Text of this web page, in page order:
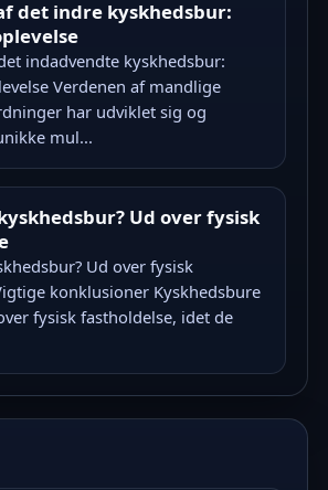
det indre kyskhedsbur:
indadvendte kyskhedsbur:
Verdenen af mandlige
har udviklet sig og
mul...
Ud over fysisk
Ud over fysisk
konklusioner Kyskhedsbure
fysisk fastholdelse, idet de